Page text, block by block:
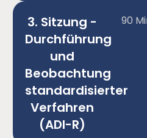
3. Sitzung -
Durchführung
und
Beobachtung
standardisierter
Verfahren
(ADI-R)
90